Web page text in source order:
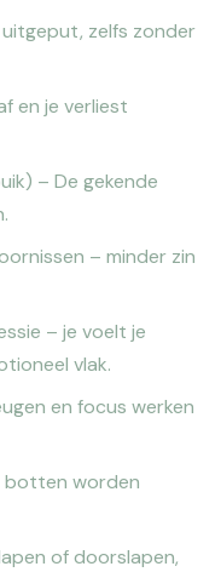
zelfs zonder
en je verliest
– De gekende
– minder zin
– je voelt je
vlak.
en focus werken
botten worden
of doorslapen,